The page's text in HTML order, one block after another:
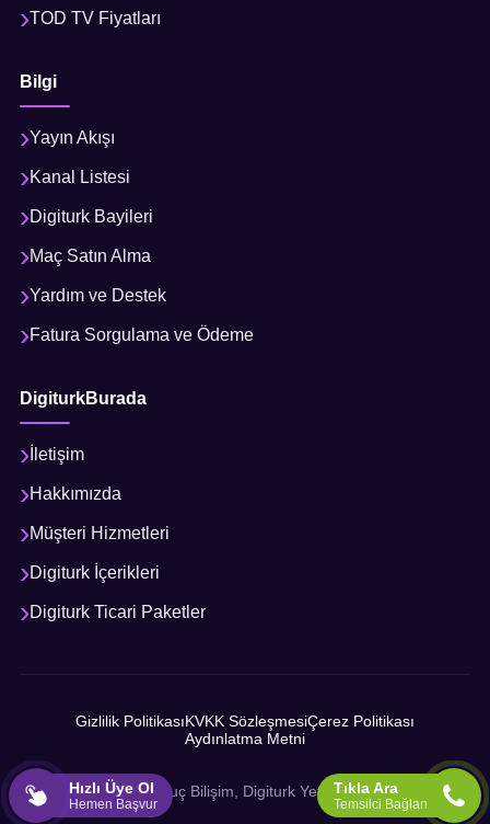
TOD TV Fiyatları
Bilgi
Yayın Akışı
Kanal Listesi
Digiturk Bayileri
Maç Satın Alma
Yardım ve Destek
Fatura Sorgulama ve Ödeme
DigiturkBurada
İletişim
Hakkımızda
Müşteri Hizmetleri
Digiturk İçerikleri
Digiturk Ticari Paketler
Gizlilik PolitikasıKVKK SözleşmesiÇerez Politikası
Aydınlatma Metni
© 2026 Sonuç Bilişim, Digiturk Yetkili İş Ortağı
Hızlı Üye Ol
Hemen Başvur
Tıkla Ara
Temsilci Bağlan